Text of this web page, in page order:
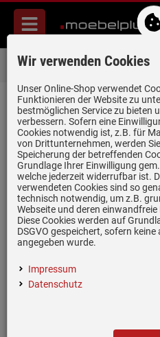
Menü
Über 85.000
zurück
Berbel Rundrohr System
Wir verwenden Cookies
Unser Online-Shop verwendet
Funktionieren der Website zu
bestmöglichen Service zu bieten
verbessern. Sofern eine
Cookies notwendig ist, z.B. für
von Drittunternehmen, werden
Speicherung der betreffenden
Grundlage Ihrer Einwilligung
welche jederzeit widerrufbar ist.
verwendeten Cookies sind so
technisch notwendig, um z.B.
Webseite und deren
Diese Cookies werden auf
DSGVO gespeichert, sofern
angegeben wurde.
Impressum
Datenschutz